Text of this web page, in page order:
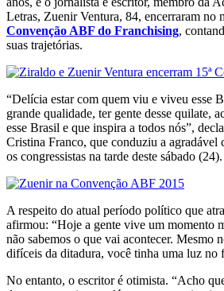
Letras, Zuenir Ventura, 84, encerraram no
Convenção ABF do Franchising,
suas trajetórias.
“Delícia estar com quem viu e viveu esse
grande qualidade, ter gente desse quilate,
esse Brasil e que inspira a todos nós”,
Cristina Franco, que conduziu a agradável
os congressistas na tarde deste sábado (24).
A respeito do atual período político que
afirmou: “Hoje a gente vive um momento
não sabemos o que vai acontecer. Mesmo
difíceis da ditadura, você tinha uma luz no
No entanto, o escritor é otimista. “Acho